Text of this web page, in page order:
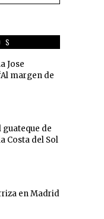
Jose
margen de
guateque de
Costa del Sol
en Madrid